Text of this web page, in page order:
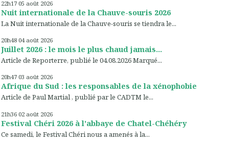
22h17 05 août 2026
Nuit internationale de la Chauve-souris 2026
La Nuit internationale de la Chauve-souris se tiendra le...
20h48 04 août 2026
Juillet 2026 : le mois le plus chaud jamais...
Article de Reporterre, publié le 04.08.2026 Marqué...
20h47 03 août 2026
Afrique du Sud : les responsables de la xénophobie
Article de Paul Martial , publié par le CADTM le...
21h36 02 août 2026
Festival Chéri 2026 à l'abbaye de Chatel-Chéhéry
Ce samedi, le Festival Chéri nous a amenés à la...